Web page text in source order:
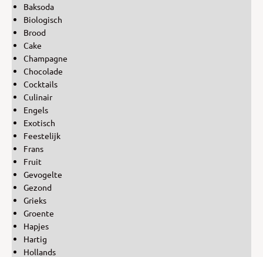
Baksoda
Biologisch
Brood
Cake
Champagne
Chocolade
Cocktails
Culinair
Engels
Exotisch
Feestelijk
Frans
Fruit
Gevogelte
Gezond
Grieks
Groente
Hapjes
Hartig
Hollands